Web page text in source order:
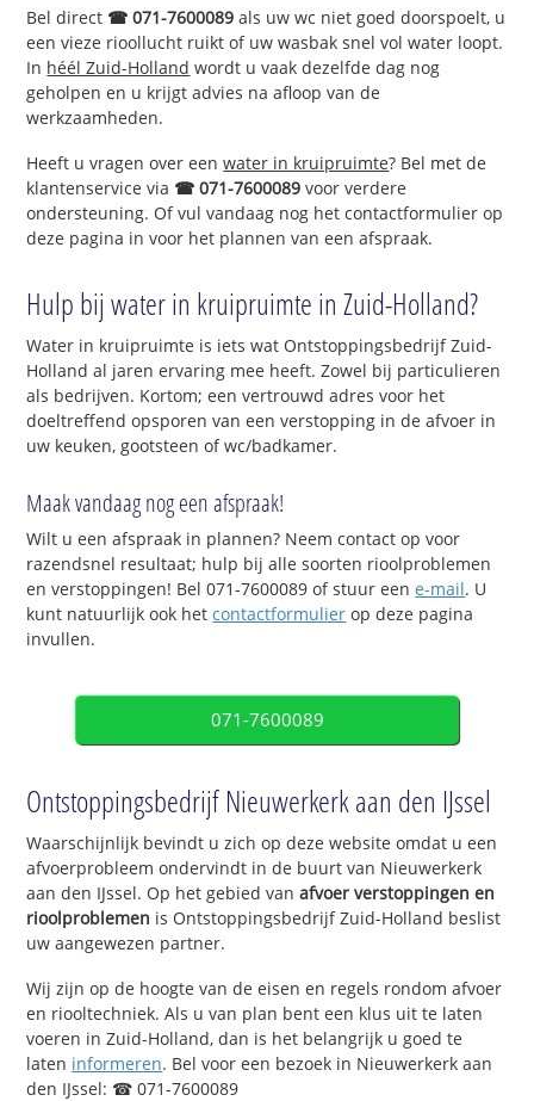
Bel direct ☎ 071-7600089 als uw wc niet goed doorspoelt, u
een vieze rioollucht ruikt of uw wasbak snel vol water loopt.
In héél Zuid-Holland wordt u vaak dezelfde dag nog
geholpen en u krijgt advies na afloop van de
werkzaamheden.
Heeft u vragen over eenwater in kruipruimte? Bel met de
klantenservice via ☎ 071-7600089 voor verdere
ondersteuning. Of vul vandaag nog het contactformulier op
deze pagina in voor het plannen van een afspraak.
Hulp bij water in kruipruimte in Zuid-Holland?
Water in kruipruimte is iets wat Ontstoppingsbedrijf Zuid-
Holland al jaren ervaring mee heeft. Zowel bij particulieren
als bedrijven. Kortom; een vertrouwd adres voor het
doeltreffend opsporen van een verstopping in de afvoer in
uw keuken, gootsteen of wc/badkamer.
Maak vandaag nog een afspraak!
Wilt u een afspraak in plannen? Neem contact op voor
razendsnel resultaat; hulp bij alle soorten rioolproblemen
en verstoppingen! Bel 071-7600089 of stuur eene-mail. U
kunt natuurlijk ook hetcontactformulier op deze pagina
invullen.
071-7600089
Ontstoppingsbedrijf Nieuwerkerk aan den IJssel
Waarschijnlijk bevindt u zich op deze website omdat u een
afvoerprobleem ondervindt in de buurt van Nieuwerkerk
aan den IJssel. Op het gebied vanafvoer verstoppingen en
rioolproblemen is Ontstoppingsbedrijf Zuid-Holland beslist
uw aangewezen partner.
Wij zijn op de hoogte van de eisen en regels rondom afvoer
en riooltechniek. Als u van plan bent een klus uit te laten
voeren in Zuid-Holland, dan is het belangrijk u goed te
laten informeren. Bel voor een bezoek in Nieuwerkerk aan
den IJssel: ☎ 071-7600089